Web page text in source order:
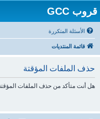
قروب GCC
الأسئلة المتكررة
قائمة المنتديات
حذف الملفات المؤقتة
هل أنت متأكد من حذف الملفات المؤقتة